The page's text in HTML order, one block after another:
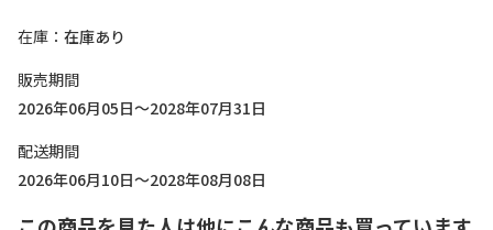
在庫
在庫あり
販売期間
2026年06月05日～2028年07月31日
配送期間
2026年06月10日～2028年08月08日